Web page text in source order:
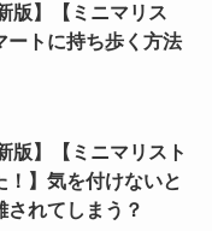
版】【ミニマリス
ートに持ち歩く方法
版】【ミニマリスト
！】気を付けないと
されてしまう？